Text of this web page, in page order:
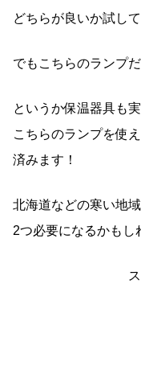
どちらが良いか試し
でもこちらのランプ
というか保温器具も
こちらのランプを使
済みます！
北海道などの寒い地
2つ必要になるかもし